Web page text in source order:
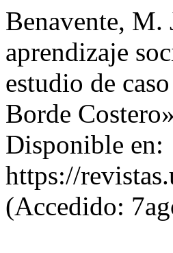
Benavente,
aprendizaje
estudio de
Borde
Disponible en:
https://
(Accedido: